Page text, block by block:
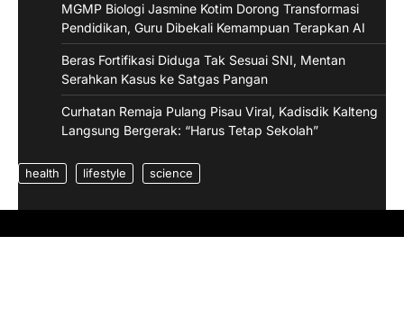
MGMP Biologi Jasmine Kotim Dorong Transformasi
Pendidikan, Guru Dibekali Kemampuan Terapkan AI
Beras Fortifikasi Diduga Tak Sesuai SNI, Mentan
Serahkan Kasus ke Satgas Pangan
Curhatan Remaja Pulang Pisau Viral, Kadisdik Kalteng
Langsung Bergerak: “Harus Tetap Sekolah”
health lifestyle science